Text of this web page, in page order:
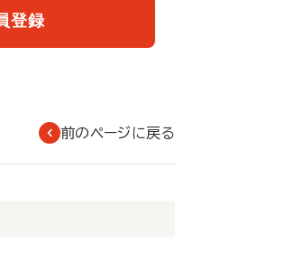
登録
前のページに戻る